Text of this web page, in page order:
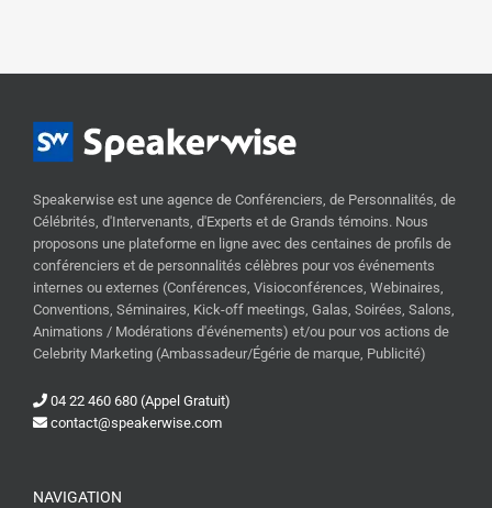
Speakerwise est une agence de Conférenciers, de Personnalités, de
Célébrités, d'Intervenants, d'Experts et de Grands témoins. Nous
proposons une plateforme en ligne avec des centaines de profils de
conférenciers et de personnalités célèbres pour vos événements
internes ou externes (Conférences, Visioconférences, Webinaires,
Conventions, Séminaires, Kick-off meetings, Galas, Soirées, Salons,
Animations / Modérations d'événements) et/ou pour vos actions de
Celebrity Marketing (Ambassadeur/Égérie de marque, Publicité)
04 22 460 680 (Appel Gratuit)
contact@speakerwise.com
NAVIGATION